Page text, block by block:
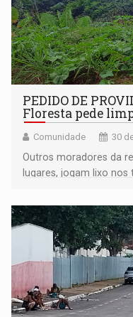
PEDIDO DE
Floresta pede
Comunidade 30
Outros moradores da
lugares, jogam lixo